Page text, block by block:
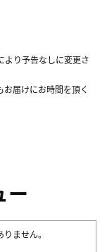
り予告なしに変更さ
届けにお時間を頂く
ー
ません。